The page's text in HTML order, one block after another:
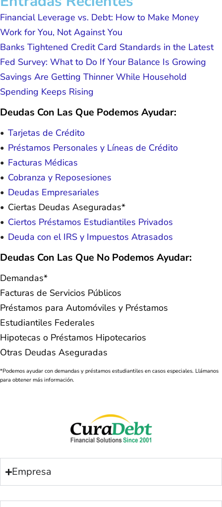
Financial Leverage vs. Debt: How to Make Money
Work for You, Not Against You
Banks Tightened Credit Card Standards in the Latest
Fed Survey: What to Do If Your Balance Is Growing
Savings Are Getting Thinner While Household
Spending Keeps Rising
Deudas Con Las Que Podemos Ayudar:
Tarjetas de Crédito
Préstamos Personales y Líneas de Crédito
Facturas Médicas
Cobranza y Reposesiones
Deudas Empresariales
Ciertas Deudas Aseguradas*
Ciertos Préstamos Estudiantiles Privados
Deuda con el IRS y Impuestos Atrasados
Deudas Con Las Que No Podemos Ayudar:
Demandas*
Facturas de Servicios Públicos
Préstamos para Automóviles y Préstamos
Estudiantiles Federales
Hipotecas o Préstamos Hipotecarios
Otras Deudas Aseguradas
*Podemos ayudar con demandas y préstamos estudiantiles en casos especiales. Llámanos
para obtener más información.
Empresa